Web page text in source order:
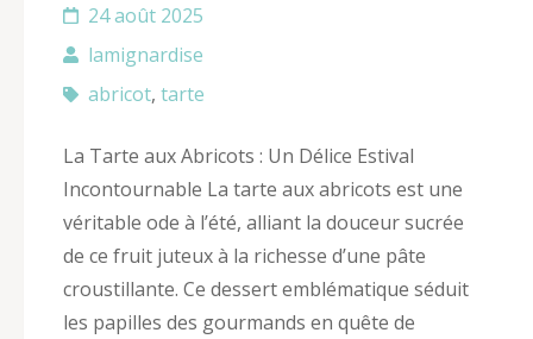
24 août 2025
lamignardise
abricot, tarte
La Tarte aux Abricots : Un Délice Estival
Incontournable La tarte aux abricots est une
véritable ode à l’été, alliant la douceur sucrée
de ce fruit juteux à la richesse d’une pâte
croustillante. Ce dessert emblématique séduit
les papilles des gourmands en quête de